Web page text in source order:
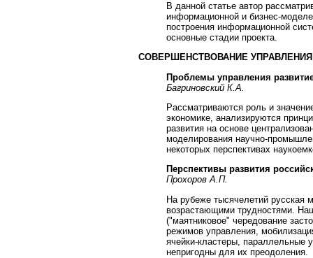
В данной статье автор
информационной и бизнес-
построения информационной
основные стадии проекта.
СОВЕРШЕНСТВОВАНИЕ УПРАВЛЕНИЯ
Проблемы управления
Багриновский К.А.
Рассматриваются роль и
экономике, анализируются
развития на основе
моделирования научно-
некоторых перспективах
Перспективы развития
Прохоров А.П.
На рубеже тысячелетий русская
возрастающими трудностями.
("маятниковое" чередование
режимов управления,
ячейки-кластеры, параллельные
непригодны для их преодоления.